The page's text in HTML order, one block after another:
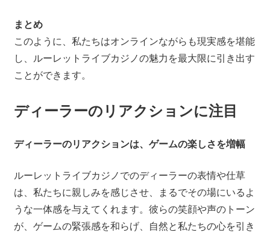
まとめ
このように、私たちはオンラインながらも現実感を堪能
し、ルーレットライブカジノの魅力を最大限に引き出す
ことができます。
ディーラーのリアクションに注目
ディーラーのリアクションは、ゲームの楽しさを増幅
ルーレットライブカジノでのディーラーの表情や仕草
は、私たちに親しみを感じさせ、まるでその場にいるよ
うな一体感を与えてくれます。彼らの笑顔や声のトーン
が、ゲームの緊張感を和らげ、自然と私たちの心を引き